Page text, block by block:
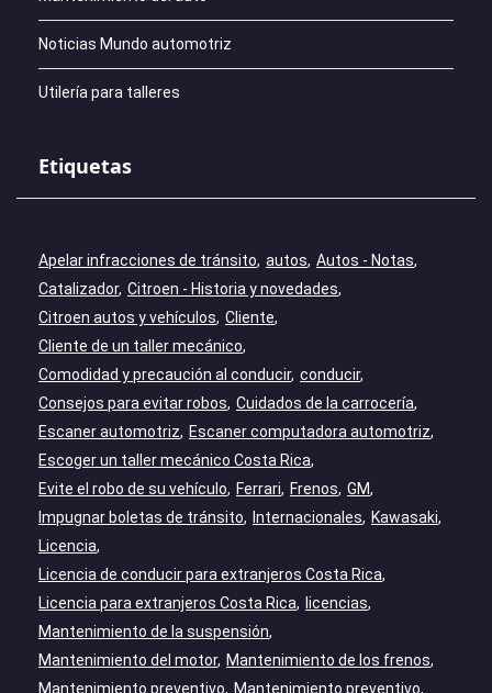
Noticias Mundo automotriz
Utilería para talleres
Etiquetas
Apelar infracciones de tránsito autos Autos - Notas
Catalizador Citroen - Historia y novedades
Citroen autos y vehículos Cliente
Cliente de un taller mecánico
Comodidad y precaución al conducir conducir
Consejos para evitar robos Cuidados de la carrocería
Escaner automotriz
Escaner computadora automotriz
Escoger un taller mecánico Costa Rica
Evite el robo de su vehículo
Ferrari Frenos GM
Impugnar boletas de tránsito
Internacionales
Kawasaki
Licencia
Licencia de conducir para extranjeros Costa Rica
Licencia para extranjeros Costa Rica
licencias
Mantenimiento de la suspensión
Mantenimiento del motor
Mantenimiento de los frenos
Mantenimiento preventivo
Mantenimiento preventivo